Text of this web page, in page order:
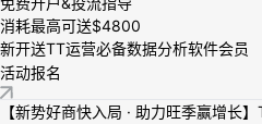
消耗最高可送$4800
新开送TT运营必备数据分析软件会员
活动报名
【新势好商快入局 · 助力旺季赢增长